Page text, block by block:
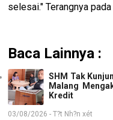
selesai." Terangnya
Baca Lainnya :
SHM Tak
Malang
Kredit
03/08/2026 - T?t Nh?n xét